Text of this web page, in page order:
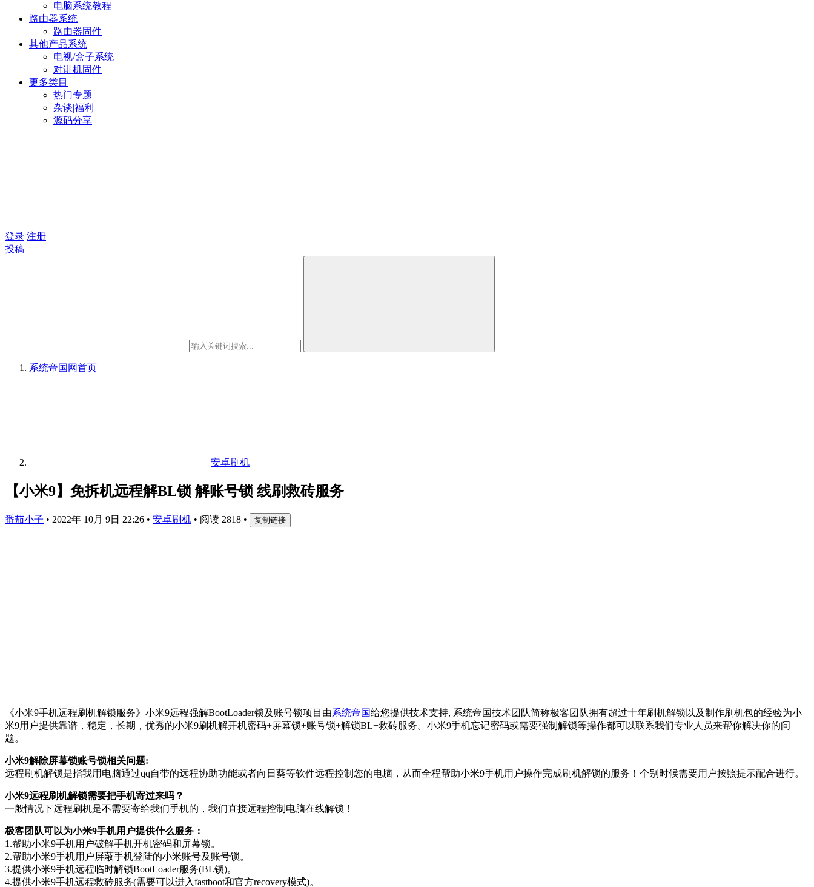
电脑系统教程
路由器系统
路由器固件
其他产品系统
电视/盒子系统
对讲机固件
更多类目
热门专题
杂谈|福利
源码分享
登录 注册
投稿
系统帝国网首页
安卓刷机
【小米9】免拆机远程解BL锁 解账号锁 线刷救砖服务
番茄小子 • 2022年 10月 9日 22:26 • 安卓刷机 • 阅读 2818 • 复制链接
《小米9手机远程刷机解锁服务》小米9远程强解BootLoader锁及账号锁项目由系统帝国给您提供技术支持, 系统帝国技术团队简称极客团队拥有超过十年刷机解锁以及制作刷机包的经验为小
米9用户提供靠谱，稳定，长期，优秀的小米9刷机解开机密码+屏幕锁+账号锁+解锁BL+救砖服务。小米9手机忘记密码或需要强制解锁等操作都可以联系我们专业人员来帮你解决你的问
题。
小米9解除屏幕锁账号锁相关问题:
远程刷机解锁是指我用电脑通过qq自带的远程协助功能或者向日葵等软件远程控制您的电脑，从而全程帮助小米9手机用户操作完成刷机解锁的服务！个别时候需要用户按照提示配合进行。
小米9远程刷机解锁需要把手机寄过来吗？
一般情况下远程刷机是不需要寄给我们手机的，我们直接远程控制电脑在线解锁！
极客团队可以为小米9手机用户提供什么服务：
1.帮助小米9手机用户破解手机开机密码和屏幕锁。
2.帮助小米9手机用户屏蔽手机登陆的小米账号及账号锁。
3.提供小米9手机远程临时解锁BootLoader服务(BL锁)。
4.提供小米9手机远程救砖服务(需要可以进入fastboot和官方recovery模式)。